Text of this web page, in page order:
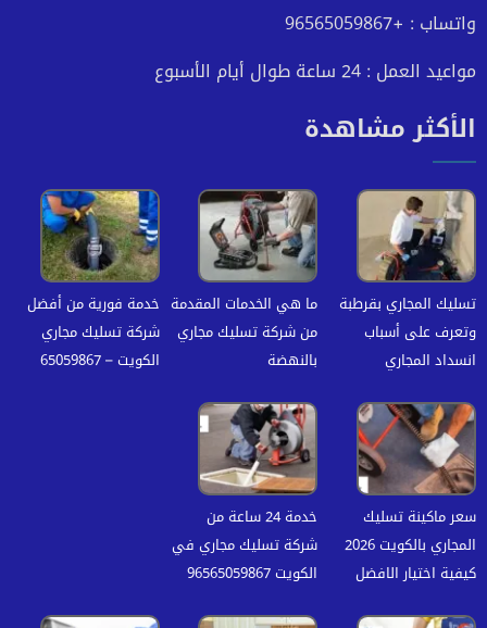
واتساب : +96565059867
مواعيد العمل : 24 ساعة طوال أيام الأسبوع
الأكثر مشاهدة
تسليك المجاري بقرطبة
وتعرف على أسباب
انسداد المجاري
ما هي الخدمات المقدمة
من شركة تسليك مجاري
بالنهضة
خدمة فورية من أفضل
شركة تسليك مجاري
الكويت – 65059867
سعر ماكينة تسليك
المجاري بالكويت 2026
كيفية اختيار الافضل
خدمة 24 ساعة من
شركة تسليك مجاري في
الكويت 96565059867